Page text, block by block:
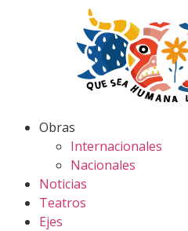
Obras
Internacionales
Nacionales
Noticias
Teatros
Ejes